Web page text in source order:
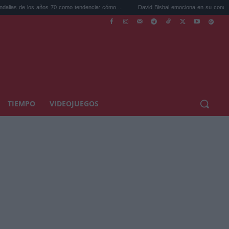
como tendencia: cómo ... David Bisbal emociona en su concierto de Cádiz: un...
TIEMPO VIDEOJUEGOS